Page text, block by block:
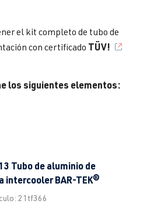
el kit completo de tubo de
con certificado TÜV!
los siguientes elementos:
Tubo de aluminio de
intercooler BAR-TEK®
21tf366